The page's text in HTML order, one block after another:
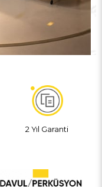
2 Yıl Garanti